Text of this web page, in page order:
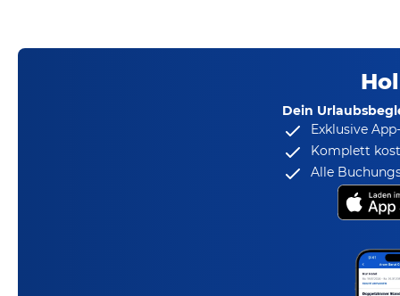
Dein
Exklusive
Komplett
Alle